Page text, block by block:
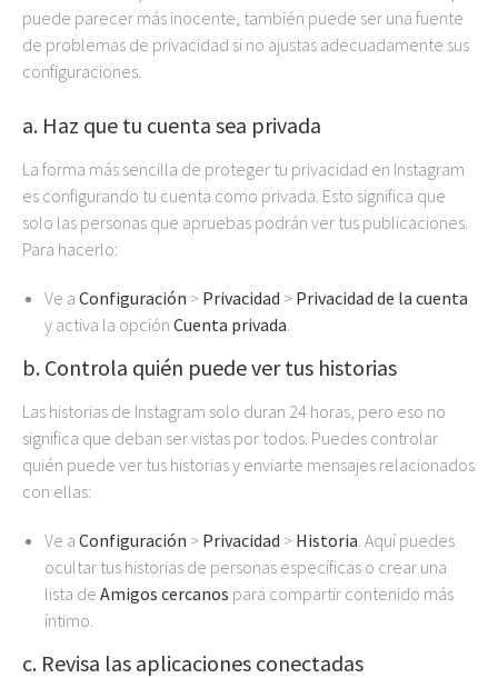
puede parecer más inocente, también puede ser una fuente
de problemas de privacidad si no ajustas adecuadamente sus
configuraciones.
a. Haz que tu cuenta sea privada
La forma más sencilla de proteger tu privacidad en Instagram
es configurando tu cuenta como privada. Esto significa que
solo las personas que apruebas podrán ver tus publicaciones.
Para hacerlo:
Ve a Configuración > Privacidad > Privacidad de la cuenta
y activa la opción Cuenta privada.
b. Controla quién puede ver tus historias
Las historias de Instagram solo duran 24 horas, pero eso no
significa que deban ser vistas por todos. Puedes controlar
quién puede ver tus historias y enviarte mensajes relacionados
con ellas:
Ve a Configuración > Privacidad > Historia. Aquí puedes
ocultar tus historias de personas específicas o crear una
lista de Amigos cercanos para compartir contenido más
íntimo.
c. Revisa las aplicaciones conectadas